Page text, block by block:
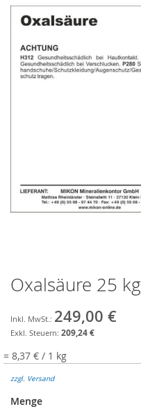
springen
Zum
Anfang
Bildgalerie
springen
Oxalsäure 25 kg
249,00 €
209,24 €
= 8,37 € / 1 kg
zzgl. Versand
Menge